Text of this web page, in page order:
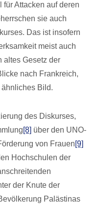
Attacken auf deren
sie auch
Das ist insofern
meist auch
altes Gesetz der
nach Frankreich,
Bild.
des Diskurses,
[8] über den UNO-
von Frauen[9]
Hochschulen der
der Knute der
Palästinas